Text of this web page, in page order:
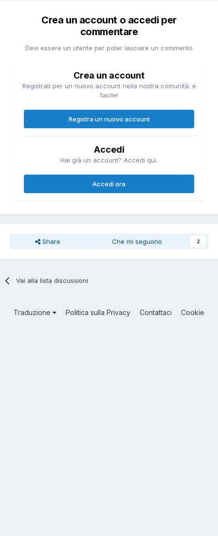
Crea un account o accedi per
commentare
Devi essere un utente per poter lasciare un commento
Crea un account
Registrati per un nuovo account nella nostra comunità. è
facile!
Registra un nuovo account
Accedi
Hai già un account? Accedi qui.
Accedi ora
Share Che mi seguono 2
Vai alla lista discussioni
Traduzione Politica sulla Privacy Contattaci Cookie